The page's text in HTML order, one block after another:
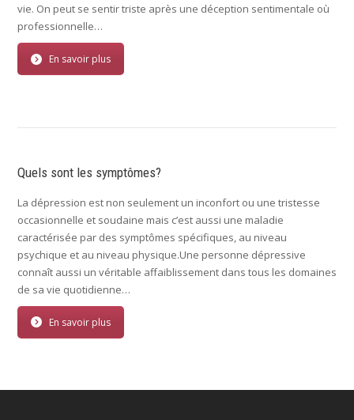
vie. On peut se sentir triste après une déception sentimentale où
professionnelle…
En savoir plus
Quels sont les symptômes?
La dépression est non seulement un inconfort ou une tristesse
occasionnelle et soudaine mais c’est aussi une maladie
caractérisée par des symptômes spécifiques, au niveau
psychique et au niveau physique.Une personne dépressive
connaît aussi un véritable affaiblissement dans tous les domaines
de sa vie quotidienne…
En savoir plus